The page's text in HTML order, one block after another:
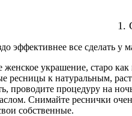
1.
эффективнее все сделать у
женское украшение, старо
ресницы к натуральным,
процедуру на
Снимайте реснички
собственные.